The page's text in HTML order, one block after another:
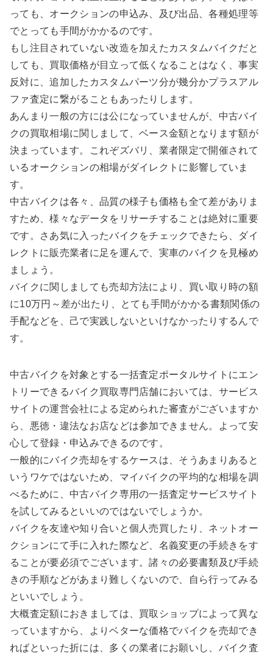
っても、オークションの申込み、及び出品、各種処理等
でとっても手間がかかるのです。
もし注目されていない改造を加えたカスタムバイクだと
しても、買取価格が目立って低くなることはなく、事実
反対に、追加したカスタムパーツ分が幾分かプラスアル
ファ査定に繋がることもあったりします。
あんまり一般の方には公になっていませんが、中古バイ
クの買取相場に関しまして、ベース金額となります額が
決まっています。これぞズバリ、業者限定で開催されて
いるオークションの相場がダイレクトに影響していま
す。
中古バイクは各々、品質の様子も価格も全て差がありま
すため、様々なデータをリサーチすることは絶対に重要
です。さあ気に入ったバイクをチェックできたら、ダイ
レクトに販売業者に足を運んで、実車のバイクを見極め
ましょう。
バイクに関しましても売却方法により、買い取り時の額
に10万円～差が出たり、とても手間がかかる書類関係の
手配などを、己で実践しないといけなかったりするんで
す。
中古バイクを対象とする一括査定ポータルサイトにエン
トリーできるバイク買取専門店舗においては、サービス
サイトの運営会社による定められた審査がございますか
ら、悪徳・違法なお店などは参加できません。よって安
心して登録・申込みできるのです。
一般的にバイク売却をするケースは、そうあまりあると
いうワケではないため、マイバイクの平均的な相場を調
べるために、中古バイク専用の一括査定サービスサイト
を試してみるといいのではないでしょうか。
バイクを友達や知り合いと個人売買したり、ネットオー
クションにて手に入れた際など、名義変更の手続きをす
ることが要必須でございます。諸々の必要書類及び手続
きの手順などがあまり難しくないので、自ら行ってみる
といいでしょう。
大概査定額におきましては、買取ショップによって異な
っていますから、よりベターな価格でバイクを売却でき
ればといった折には、多くの業者にお願いし、バイク査